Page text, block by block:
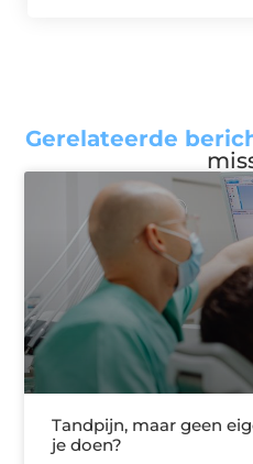
Gerelateerde
Tandpijn, maar geen
je doen?